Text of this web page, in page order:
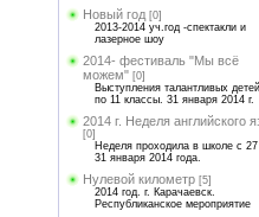
Новый год [0]
2013-2014 уч.год -спектакли и
лазерное шоу
2014- фестиваль "Мы всё
можем" [0]
Выступления талантливых
по 11 классы. 31 января 2014 г.
2014 г. Неделя английского
[0]
Неделя проходила в школе с
31 января 2014 года.
Нулевой километр [5]
2014 год. г. Карачаевск.
Республиканское мероприятие